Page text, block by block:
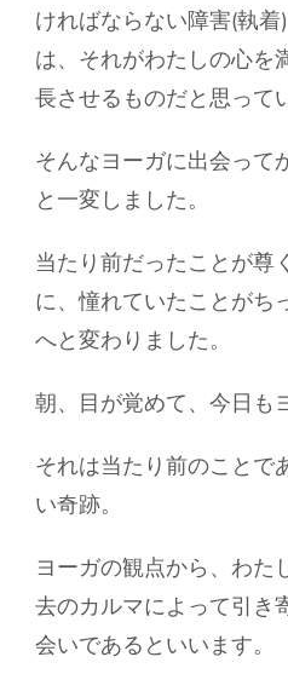
ければならない障害(執
は、それがわたしの心を
長させるものだと思って
そんなヨーガに出会って
と一変しました。
当たり前だったことが尊
に、憧れていたことがち
へと変わりました。
朝、目が覚めて、今日も
それは当たり前のことで
い奇跡。
ヨーガの観点から、わた
去のカルマによって引き
会いであるといいます。